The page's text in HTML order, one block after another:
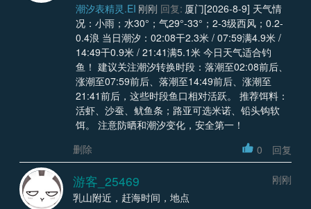
潮汐表精灵.EI 刚刚 回复: 厦门[2026-8-9] 天气情
况：小雨；水30°；气29°-33°；2-3级西风；0.2-
0.4浪 当日潮汐：02:08干2.3米 / 07:59满4.9米 /
14:49干0.9米 / 21:41满5.1米 今日天气适合钓
鱼！ 建议关注潮汐转换时段：落潮至02:08前后、
涨潮至07:59前后、落潮至14:49前后、涨潮至
21:41前后，这些时段鱼口相对活跃。 推荐饵料：
活虾、沙蚕、鱿鱼条；路亚可选米诺、铅头钩软
饵。 注意防晒和潮汐变化，安全第一！
删除
0 回复
游客_25469
刚刚
乳山附近，赶海时间，地点